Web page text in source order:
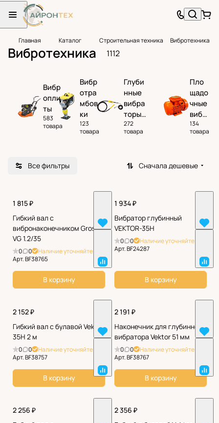
Главная Каталог Строительная техника Вибротехника
Вибротехника 1112
Вибр
опли
ты
583
товара
Вибр
отра
мбов
ки
123
товара
Глуби
нные
вибра
торы
для
бетон
272
товара
Пло
щадо
чные
вибр
атор
ы
134
товара
Все фильтры Сначала дешевые
1 815 ₽
Гибкий вал с
вибронаконечником Grost
VG 1.2/35
0 0
Наличие уточняйте
Арт.BF38765
В корзину
1 934 ₽
Вибратор глубинный
VEKTOR-35H
0 0
Наличие уточняйте
Арт.BF24287
В корзину
2 152 ₽
Гибкий вал с булавой Vektor
35H 2 м
0 0
Наличие уточняйте
Арт.BF38757
В корзину
2 191 ₽
Наконечник для глубинного
вибратора Vektor 51 мм
0 0
Наличие уточняйте
Арт.BF38767
В корзину
2 256 ₽
2 356 ₽